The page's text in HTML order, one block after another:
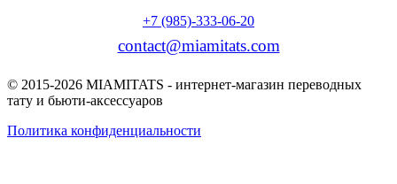
+7 (985)-333-06-20
contact@miamitats.com
© 2015-2026 MIAMITATS - интернет-магазин переводных
тату и бьюти-аксессуаров
Политика конфиденциальности